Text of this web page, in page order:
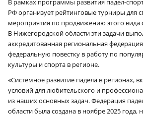
В рамках программы развития падел-
РФ организует рейтинговые турниры для
мероприятия по продвижению этого вида
В Нижегородской области эти задачи
аккредитованная региональная
федеральную повестку в работу по
культуры и спорта в регионе.
«Системное развитие падела в регионах,
условий для любительского и
из наших основных задач. Федерация
области была создана в ноябре 2025 года,